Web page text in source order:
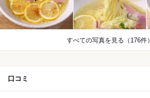
すべての写真を見る（176件）
口コミ